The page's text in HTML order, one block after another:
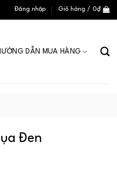
Đăng nhập Giỏ hàng / 0₫
DẪN MUA HÀNG
Đen